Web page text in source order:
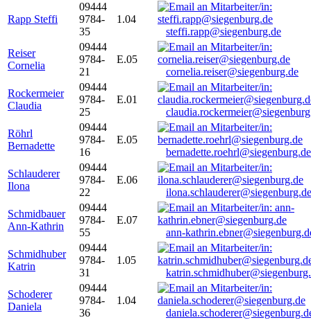
Rapp Steffi
09444
9784-
35
1.04
steffi.rapp@siegenburg.de
Reiser
Cornelia
09444
9784-
21
E.05
cornelia.reiser@siegenburg.de
Rockermeier
Claudia
09444
9784-
25
E.01
Röhrl
Bernadette
09444
9784-
16
E.05
bernadette.roehrl@siegenburg.de
Schlauderer
Ilona
09444
9784-
22
E.06
ilona.schlauderer@siegenburg.de
Schmidbauer
Ann-Kathrin
09444
9784-
55
E.07
ann-
Schmidhuber
Katrin
09444
9784-
31
1.05
Schoderer
Daniela
09444
9784-
36
1.04